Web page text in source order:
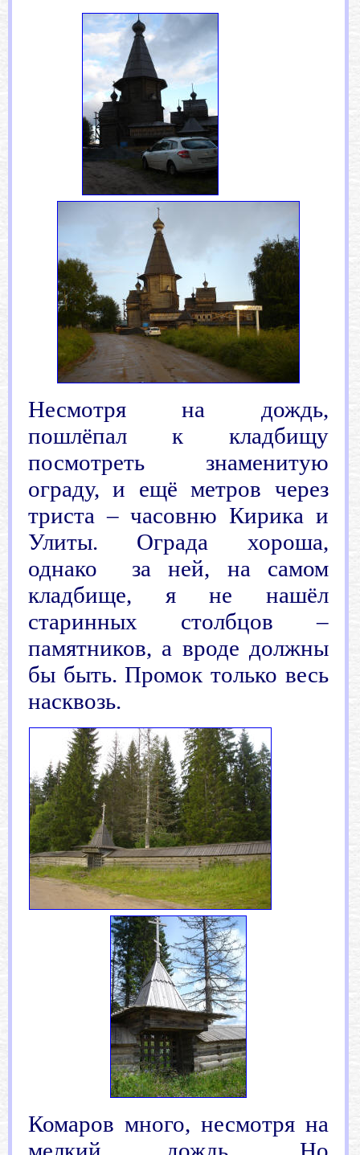
Несмотря на дождь,
пошлёпал к кладбищу
посмотреть знаменитую
ограду, и ещё метров через
триста – часовню Кирика и
Улиты. Ограда хороша,
однако
за ней, на самом
кладбище, я не нашёл
старинных столбцов–
памятников, а вроде должны
бы быть. Промок только весь
насквозь.
Комаров много, несмотря на